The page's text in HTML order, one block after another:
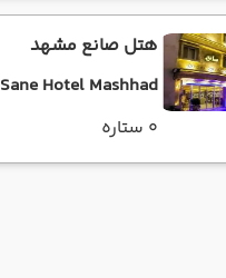
هتل صانع مشهد
Sane Hotel Mashhad
0 ستاره